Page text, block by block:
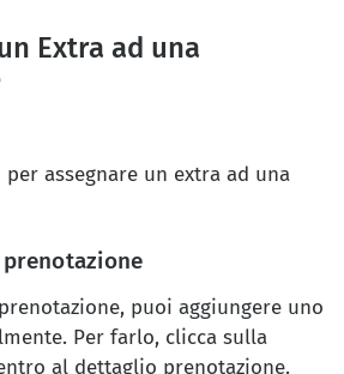
Extra ad una
assegnare un extra ad una
puoi aggiungere uno
Per farlo, clicca sulla
al dettaglio prenotazione.